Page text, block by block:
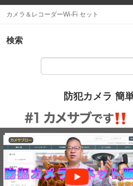
カメラ＆レコーダーWi-Fi セット
検索
防犯カメラ 簡